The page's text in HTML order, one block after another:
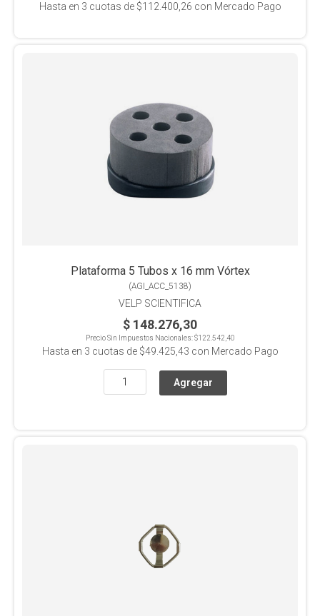
Hasta en 3 cuotas de $112.400,26 con Mercado Pago
Plataforma 5 Tubos x 16 mm Vórtex
(AGI_ACC_5138)
VELP SCIENTIFICA
$ 148.276,30
Precio Sin Impuestos Nacionales:$122.542,40
Hasta en 3 cuotas de $49.425,43 con Mercado Pago